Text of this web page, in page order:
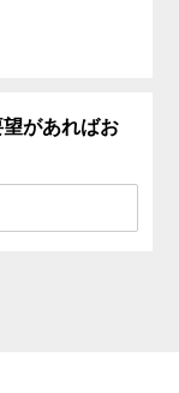
があればお